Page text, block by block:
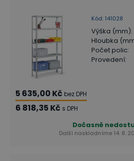
Kód: 141028
Výška (mm):
Hloubka
Počet polic:
Provedení:
5 635,00 Kč bez DPH
6 818,35 Kč s DPH
Dočasně
Další naskladníme 14. 8.